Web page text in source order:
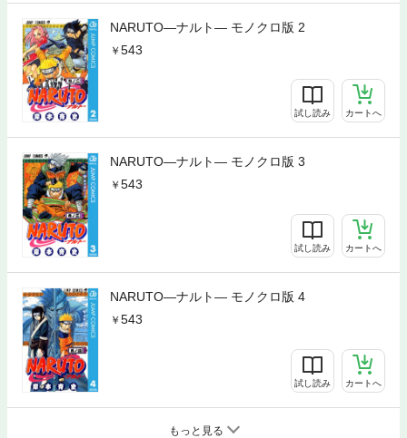
NARUTO―ナルト― モノクロ版 2
543
試し読み カートへ
NARUTO―ナルト― モノクロ版 3
543
試し読み カートへ
NARUTO―ナルト― モノクロ版 4
543
試し読み カートへ
もっと見る